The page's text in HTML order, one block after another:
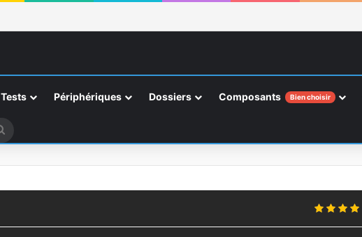
Tests Périphériques Dossiers Composants Bien choisir